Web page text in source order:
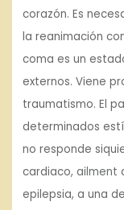
corazón. Es
la reanimación
coma es un
externos. Viene
traumatismo. El
determinados
no responde
cardiaco, ailment
epilepsia, a una